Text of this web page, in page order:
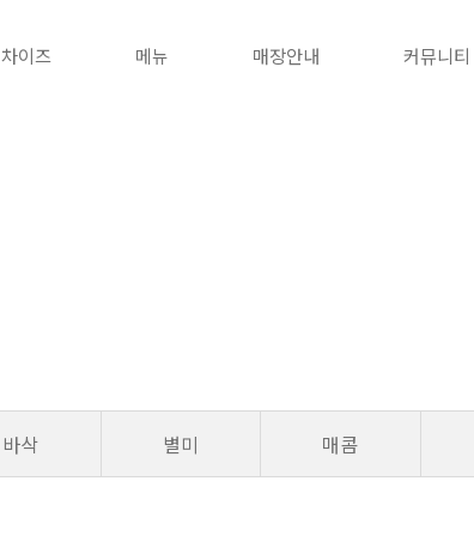
이즈 메뉴 매장안내 커뮤니티
바삭 별미 매콤